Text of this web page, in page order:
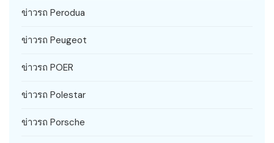
ข่าวรถ Perodua
ข่าวรถ Peugeot
ข่าวรถ POER
ข่าวรถ Polestar
ข่าวรถ Porsche